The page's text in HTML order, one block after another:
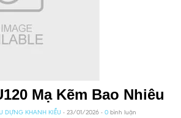
Mạ Kẽm Bao Nhiêu
DỰNG KHANH KIỀU - 23/01/2026 - 0 bình luận